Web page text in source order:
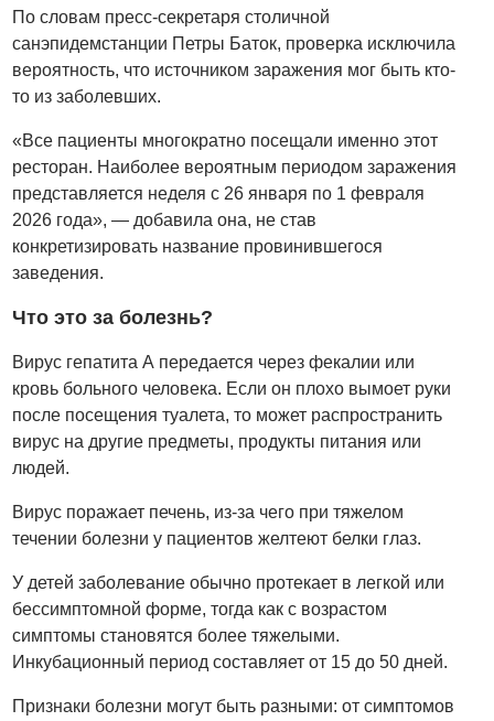
По словам пресс-секретаря столичной
санэпидемстанции Петры Баток, проверка исключила
вероятность, что источником заражения мог быть кто-
то из заболевших.
«Все пациенты многократно посещали именно этот
ресторан. Наиболее вероятным периодом заражения
представляется неделя с 26 января по 1 февраля
2026 года», — добавила она, не став
конкретизировать название провинившегося
заведения.
Что это за болезнь?
Вирус гепатита А передается через фекалии или
кровь больного человека. Если он плохо вымоет руки
после посещения туалета, то может распространить
вирус на другие предметы, продукты питания или
людей.
Вирус поражает печень, из-за чего при тяжелом
течении болезни у пациентов желтеют белки глаз.
У детей заболевание обычно протекает в легкой или
бессимптомной форме, тогда как с возрастом
симптомы становятся более тяжелыми.
Инкубационный период составляет от 15 до 50 дней.
Признаки болезни могут быть разными: от симптомов